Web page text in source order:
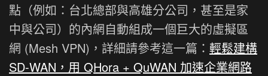
點（例如：台北總部與高雄分公司，甚至是家
中與公司）的內網自動組成一個巨大的虛擬區
網 (Mesh VPN)，詳細請參考這一篇： 輕鬆建構
SD-WAN，用 QHora + QuWAN 加速企業網路